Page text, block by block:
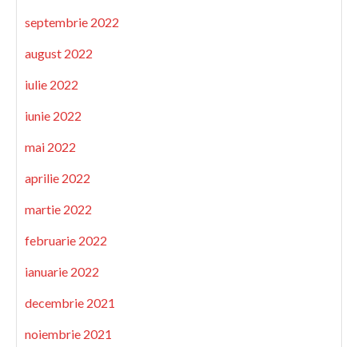
septembrie 2022
august 2022
iulie 2022
iunie 2022
mai 2022
aprilie 2022
martie 2022
februarie 2022
ianuarie 2022
decembrie 2021
noiembrie 2021